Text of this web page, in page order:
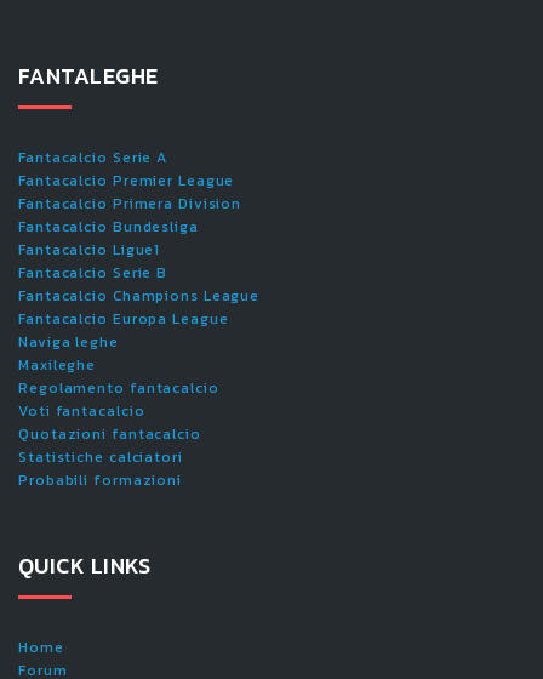
FANTALEGHE
Fantacalcio Serie A
Fantacalcio Premier League
Fantacalcio Primera Division
Fantacalcio Bundesliga
Fantacalcio Ligue1
Fantacalcio Serie B
Fantacalcio Champions League
Fantacalcio Europa League
Naviga leghe
Maxileghe
Regolamento fantacalcio
Voti fantacalcio
Quotazioni fantacalcio
Statistiche calciatori
Probabili formazioni
QUICK LINKS
Home
Forum